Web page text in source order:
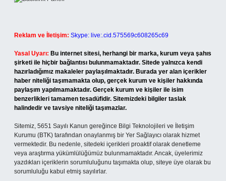
Reklam ve İletişim: Skype: live:.cid.575569c608265c69
Yasal Uyarı: Bu internet sitesi, herhangi bir marka, kurum veya şahıs
şirketi ile hiçbir bağlantısı bulunmamaktadır. Sitede yalnızca kendi
hazırladığımız makaleler paylaşılmaktadır. Burada yer alan içerikler
haber niteliği taşımamakta olup, gerçek kurum ve kişiler hakkında
paylaşım yapılmamaktadır. Gerçek kurum ve kişiler ile isim
benzerlikleri tamamen tesadüfidir. Sitemizdeki bilgiler taslak
halindedir ve tavsiye niteliği taşımazlar.
Sitemiz, 5651 Sayılı Kanun gereğince Bilgi Teknolojileri ve İletişim
Kurumu (BTK) tarafından onaylanmış bir Yer Sağlayıcı olarak hizmet
vermektedir. Bu nedenle, sitedeki içerikleri proaktif olarak denetleme
veya araştırma yükümlülüğümüz bulunmamaktadır. Ancak, üyelerimiz
yazdıkları içeriklerin sorumluluğunu taşımakta olup, siteye üye olarak bu
sorumluluğu kabul etmiş sayılırlar.